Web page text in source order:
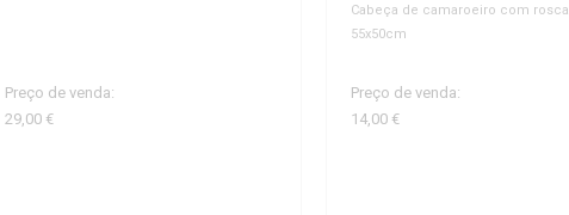
Preço de venda:
29,00 €
Cabeça de camaroeiro com rosca
55x50cm
Preço de venda:
14,00 €